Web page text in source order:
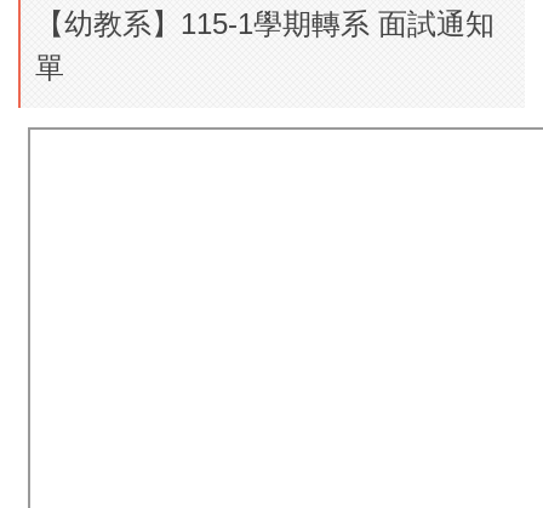
【幼教系】115-1學期轉系 面試通知
單